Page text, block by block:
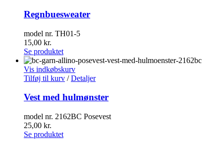
Regnbuesweater
model nr. TH01-5
15,00 kr.
Se produktet
Vis indkøbskurv
Tilføj til kurv / Detaljer
Vest med hulmønster
model nr. 2162BC Posevest
25,00 kr.
Se produktet